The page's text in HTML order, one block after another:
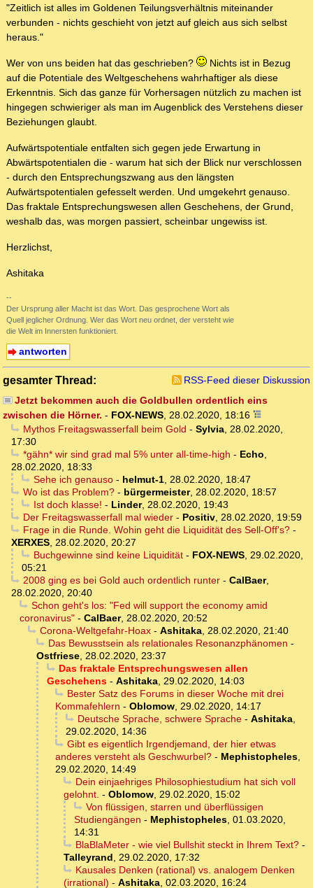
"Zeitlich ist alles im Goldenen Teilungsverhältnis miteinander
verbunden - nichts geschieht von jetzt auf gleich aus sich selbst
heraus."
Wer von uns beiden hat das geschrieben?
Nichts ist in Bezug
auf die Potentiale des Weltgeschehens wahrhaftiger als diese
Erkenntnis. Sich das ganze für Vorhersagen nützlich zu machen ist
hingegen schwieriger als man im Augenblick des Verstehens dieser
Beziehungen glaubt.
Aufwärtspotentiale entfalten sich gegen jede Erwartung in
Abwärtspotentialen die - warum hat sich der Blick nur verschlossen
- durch den Entsprechungszwang aus den längsten
Aufwärtspotentialen gefesselt werden. Und umgekehrt genauso.
Das fraktale Entsprechungswesen allen Geschehens, der Grund,
weshalb das, was morgen passiert, scheinbar ungewiss ist.
Herzlichst,
Ashitaka
--
Der Ursprung aller Macht ist das Wort. Das gesprochene Wort als
Quell jeglicher Ordnung. Wer das Wort neu ordnet, der versteht wie
die Welt im Innersten funktioniert.
antworten
gesamter Thread:
RSS-Feed dieser Diskussion
Jetzt bekommen auch die Goldbullen ordentlich eins
zwischen die Hörner. - FOX-NEWS, 28.02.2020, 18:16
Mythos Freitagswasserfall beim Gold - Sylvia, 28.02.2020,
17:30
*gähn* wir sind grad mal 5% unter all-time-high - Echo,
28.02.2020, 18:33
Sehe ich genauso- helmut-1, 28.02.2020, 18:47
Wo ist das Problem?- bürgermeister, 28.02.2020, 18:57
Ist doch klasse! - Linder, 28.02.2020, 19:43
Der Freitagswasserfall mal wieder- Positiv, 28.02.2020, 19:59
Frage in die Runde. Wohin geht die Liquidität des Sell-Off's?-
XERXES, 28.02.2020, 20:27
Buchgewinne sind keine Liquidität- FOX-NEWS, 29.02.2020,
05:21
2008 ging es bei Gold auch ordentlich runter- CalBaer,
28.02.2020, 20:40
Schon geht's los: "Fed will support the economy amid
coronavirus" - CalBaer, 28.02.2020, 20:52
Corona-Weltgefahr-Hoax- Ashitaka, 28.02.2020, 21:40
Das Bewusstsein als relationales Resonanzphänomen -
Ostfriese, 28.02.2020, 23:37
Das fraktale Entsprechungswesen allen
Geschehens - Ashitaka, 29.02.2020, 14:03
Bester Satz des Forums in dieser Woche mit drei
Kommafehlern - Oblomow, 29.02.2020, 14:17
Deutsche Sprache, schwere Sprache- Ashitaka,
29.02.2020, 14:36
Gibt es eigentlich Irgendjemand, der hier etwas
anderes versteht als Geschwurbel? - Mephistopheles,
29.02.2020, 14:49
Dein einjaehriges Philosophiestudium hat sich voll
gelohnt. - Oblomow, 29.02.2020, 15:02
Von flüssigen, starren und überflüssigen
Studiengängen - Mephistopheles, 01.03.2020,
14:31
BlaBlaMeter - wie viel Bullshit steckt in Ihrem Text?-
Talleyrand, 29.02.2020, 17:32
Kausales Denken (rational) vs. analogem Denken
(irrational) - Ashitaka, 02.03.2020, 16:24